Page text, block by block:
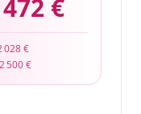
€
028 €
500 €